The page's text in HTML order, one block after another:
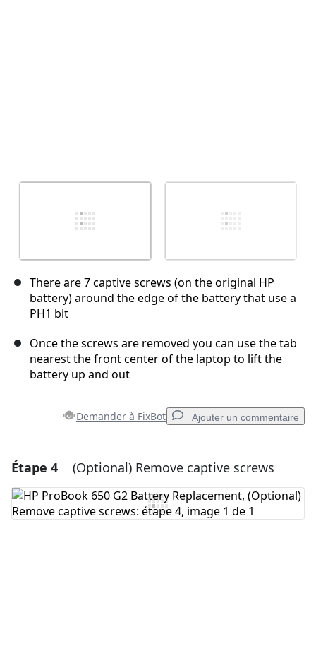
There are 7 captive screws (on the original HP
battery) around the edge of the battery that use a
PH1 bit
Once the screws are removed you can use the tab
nearest the front center of the laptop to lift the
battery up and out
Demander à FixBot Ajouter un commentaire
Ajouter un commentaire
Ajouter un commentaire
Étape 4 (Optional) Remove captive screws